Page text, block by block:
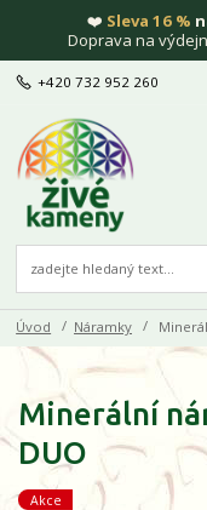
❤️ Sleva 16 %
Doprava na
+420 732 952 260
Úvod Náramky
Minerální
DUO
Akce